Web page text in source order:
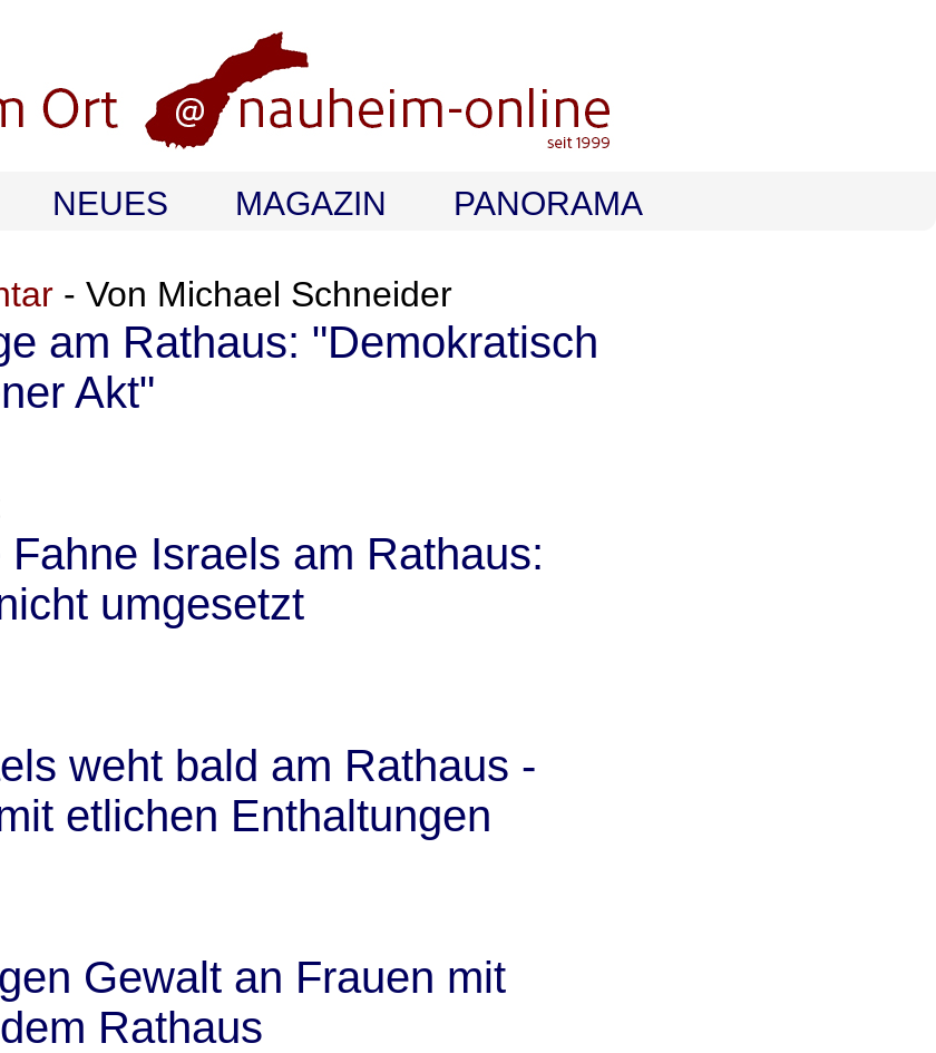
NEUES MAGAZIN PANORAMA
- Von Michael Schneider
am Rathaus: "Demokratisch
Akt"
Israels am Rathaus:
umgesetzt
weht bald am Rathaus -
etlichen Enthaltungen
Gewalt an Frauen mit
Rathaus